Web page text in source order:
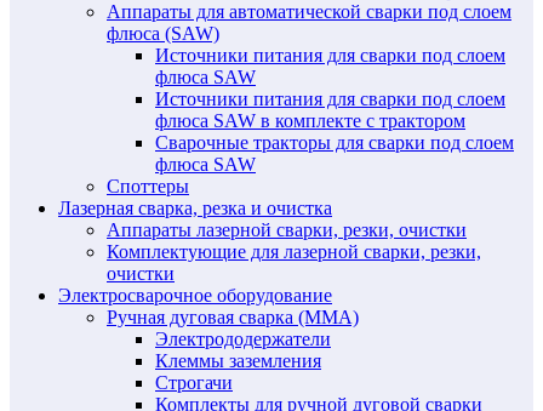
Аппараты для автоматической сварки под слоем
флюса (SAW)
Источники питания для сварки под слоем
флюса SAW
Источники питания для сварки под слоем
флюса SAW в комплекте с трактором
Сварочные тракторы для сварки под слоем
флюса SAW
Споттеры
Лазерная сварка, резка и очистка
Аппараты лазерной сварки, резки, очистки
Комплектующие для лазерной сварки, резки,
очистки
Электросварочное оборудование
Ручная дуговая сварка (MMA)
Электрододержатели
Клеммы заземления
Строгачи
Комплекты для ручной дуговой сварки